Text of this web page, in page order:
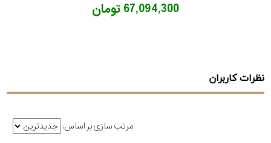
67,094,300 تومان
نظرات کاربران
مرتب سازی بر اساس: